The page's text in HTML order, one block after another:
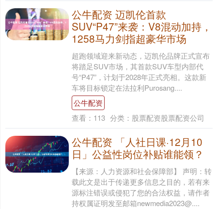
公牛配资 迈凯伦首款
SUV“P47”来袭：V8混动加持，
1258马力剑指超豪华市场
超跑领域迎来新动态，迈凯伦品牌正式宣布
将踏足SUV市场，其首款SUV车型内部代
号“P47”，计划于2028年正式亮相。这款新
车将目标锁定在法拉利Purosang....
公牛配资
查看： 113 分类： 股票配资股票配资公司
公牛配资 「人社日课·12月10
日」公益性岗位补贴谁能领？
【来源：人力资源和社会保障部】 声明：转
载此文是出于传递更多信息之目的，若有来
源标注错误或侵犯了您的合法权益，请作者
持权属证明发至邮箱newmedia2023@....